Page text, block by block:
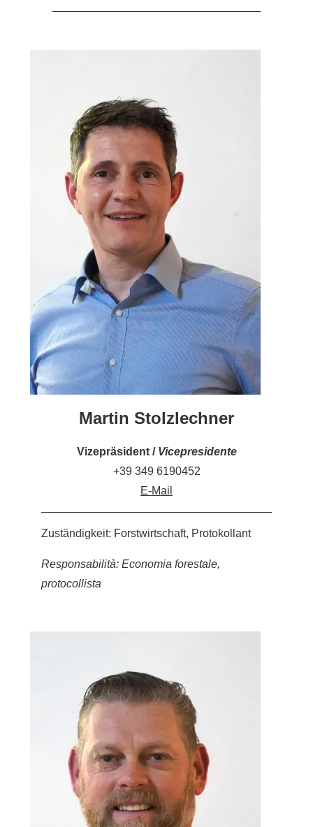
Martin Stolzlechner
Vizepräsident / Vicepresidente
+39 349 6190452
E-Mail
Zuständigkeit: Forstwirtschaft, Protokollant
Responsabilità: Economia forestale,
protocollista